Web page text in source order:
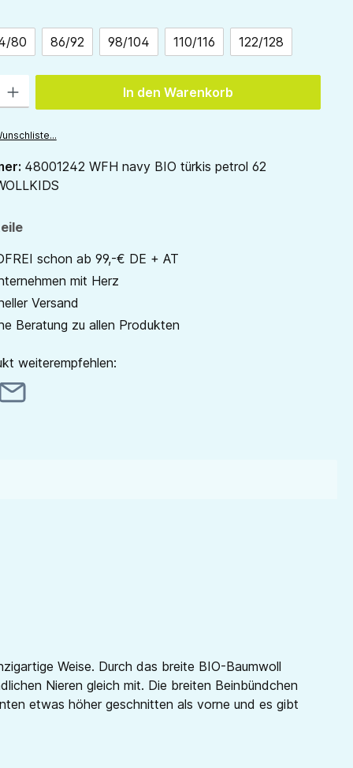
80
86/92 98/104 110/116 122/128
In den Warenkorb
48001242 WFH navy BIO türkis petrol 62
schon ab 99,-€ DE + AT
mit Herz
Versand
Beratung zu allen Produkten
weiterempfehlen:
Weise. Durch das breite BIO-Baumwoll
Nieren gleich mit. Die breiten Beinbündchen
etwas höher geschnitten als vorne und es gibt